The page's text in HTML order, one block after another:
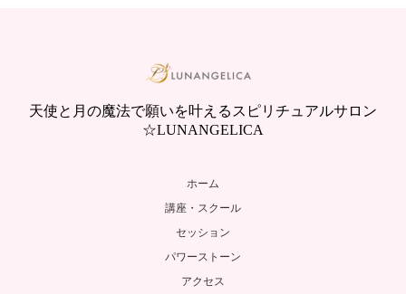
天使と月の魔法で願いを叶えるスピリチュアルサロン
☆LUNANGELICA
ホーム
講座・スクール
セッション
パワーストーン
アクセス